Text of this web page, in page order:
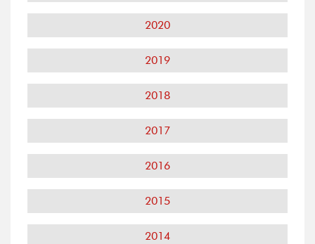
2020
2019
2018
2017
2016
2015
2014